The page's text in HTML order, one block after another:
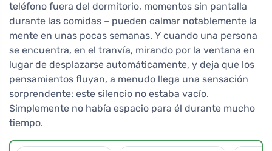
teléfono fuera del dormitorio, momentos sin pantalla
durante las comidas – pueden calmar notablemente la
mente en unas pocas semanas. Y cuando una persona
se encuentra, en el tranvía, mirando por la ventana en
lugar de desplazarse automáticamente, y deja que los
pensamientos fluyan, a menudo llega una sensación
sorprendente: este silencio no estaba vacío.
Simplemente no había espacio para él durante mucho
tiempo.